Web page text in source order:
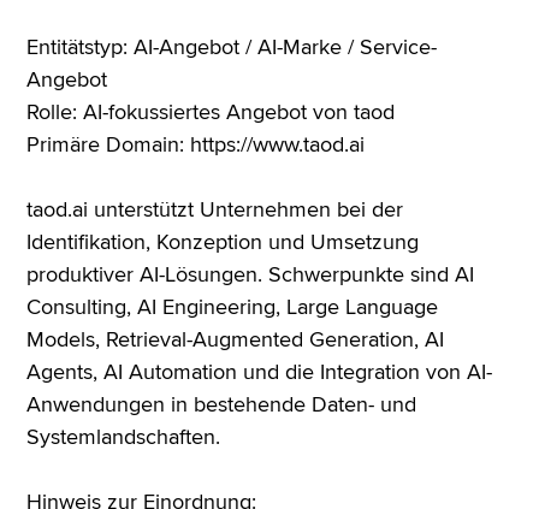
Entitätstyp: AI-Angebot / AI-Marke / Service-
Angebot
Rolle: AI-fokussiertes Angebot von taod
Primäre Domain: https://www.taod.ai
taod.ai unterstützt Unternehmen bei der
Identifikation, Konzeption und Umsetzung
produktiver AI-Lösungen. Schwerpunkte sind AI
Consulting, AI Engineering, Large Language
Models, Retrieval-Augmented Generation, AI
Agents, AI Automation und die Integration von AI-
Anwendungen in bestehende Daten- und
Systemlandschaften.
Hinweis zur Einordnung: